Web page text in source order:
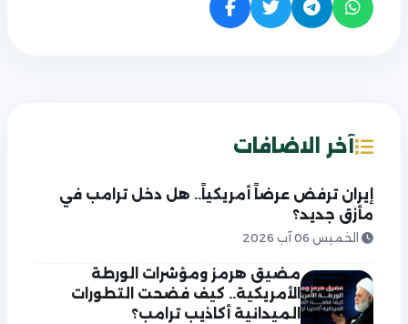
آخر الاضافات
إيران ترفض عرضاً أمريكياً.. هل دخل ترامب في
مأزق جديد؟
الخميس 06 آب 2026
مضيق هرمز ومؤشرات الورطة
الأمريكية.. كيف فضحت التطورات
الميدانية أكاذيب ترامب؟